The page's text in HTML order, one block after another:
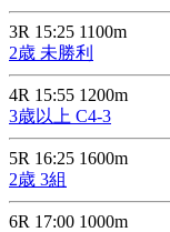
3R 15:25 1100m
2歳 未勝利
4R 15:55 1200m
3歳以上 C4-3
5R 16:25 1600m
2歳 3組
6R 17:00 1000m